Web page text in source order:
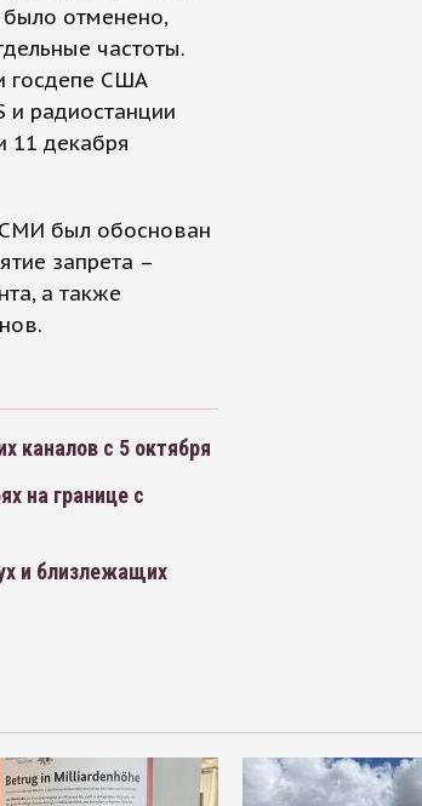
было отменено,
частоты.
госдепе США
и радиостанции
11 декабря
СМИ был обоснован
запрета –
а также
каналов с 5 октября
на границе с
и близлежащих